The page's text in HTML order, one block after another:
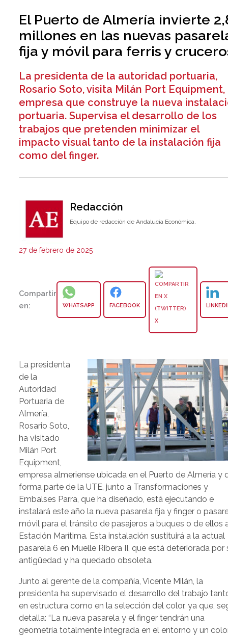
El Puerto de Almería invierte
millones en las nuevas
fija y móvil para ferris y
La presidenta de la autoridad portuaria,
Rosario Soto, visita Milán Port Equipment,
empresa que construye la nueva
portuaria. Supervisa el desarrollo de los
trabajos que pretenden minimizar el
impacto visual tanto de la instalación fija
como del finger.
Redacción
Equipo de redacción de Andalucía Económica.
27 de febrero de 2025
Compartir
en:
WHATSAPP FACEBOOK
X
La presidenta
de la
Autoridad
Portuaria de
Almería,
Rosario Soto,
ha visitado
Milán Port
Equipment,
empresa almeriense ubicada en el Puerto de Almería y
forma parte de la UTE, junto a Transformaciones y
Embalses Parra, que ha diseñado, está ejecutando e
instalará este año la nueva pasarela fija y finger o
móvil para el tránsito de pasajeros a buques o de ellos
Estación Marítima. Esta instalación sustituirá a la actual
pasarela 6 en Muelle Ribera II, que está deteriorada por
antigüedad y ha quedado obsoleta.
Junto al gerente de la compañía, Vicente Milán, la
presidenta ha supervisado el desarrollo del trabajo
en estructura como en la selección del color, ya que,
detalla: “La nueva pasarela y el finger tendrán una
geometría totalmente integrada en el entorno y un